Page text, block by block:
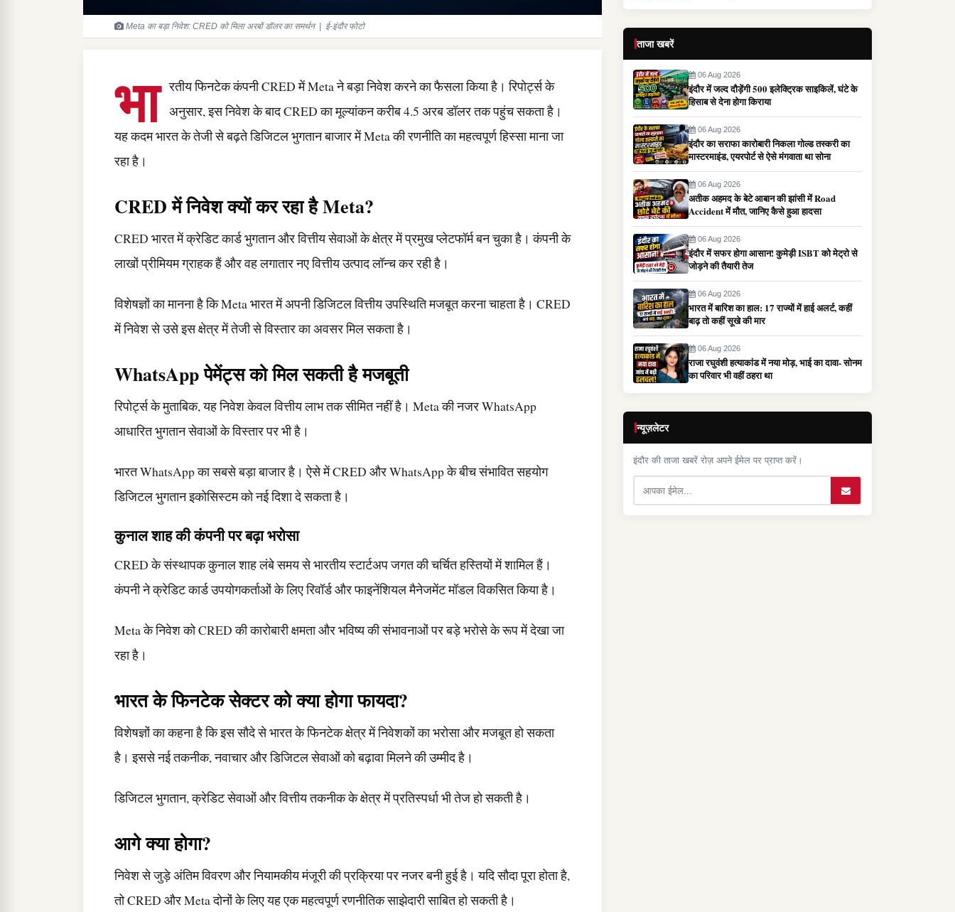
Meta का बड़ा निवेश: CRED को मिला अरबों डॉलर का समर्थन | ई-इंदौर फोटो
भा
रतीय फिनटेक कंपनी CRED में Meta ने बड़ा निवेश करने का फैसला किया है। रिपोर्ट्स के
अनुसार, इस निवेश के बाद CRED का मूल्यांकन करीब 4.5 अरब डॉलर तक पहुंच सकता है।
यह कदम भारत के तेजी से बढ़ते डिजिटल भुगतान बाजार में Meta की रणनीति का महत्वपूर्ण हिस्सा माना जा
रहा है।
CRED में निवेश क्यों कर रहा है Meta?
CRED भारत में क्रेडिट कार्ड भुगतान और वित्तीय सेवाओं के क्षेत्र में प्रमुख प्लेटफॉर्म बन चुका है। कंपनी के
लाखों प्रीमियम ग्राहक हैं और वह लगातार नए वित्तीय उत्पाद लॉन्च कर रही है।
विशेषज्ञों का मानना है कि Meta भारत में अपनी डिजिटल वित्तीय उपस्थिति मजबूत करना चाहता है। CRED
में निवेश से उसे इस क्षेत्र में तेजी से विस्तार का अवसर मिल सकता है।
WhatsApp पेमेंट्स को मिल सकती है मजबूती
रिपोर्ट्स के मुताबिक, यह निवेश केवल वित्तीय लाभ तक सीमित नहीं है। Meta की नजर WhatsApp
आधारित भुगतान सेवाओं के विस्तार पर भी है।
भारत WhatsApp का सबसे बड़ा बाजार है। ऐसे में CRED और WhatsApp के बीच संभावित सहयोग
डिजिटल भुगतान इकोसिस्टम को नई दिशा दे सकता है।
कुनाल शाह की कंपनी पर बढ़ा भरोसा
CRED के संस्थापक कुनाल शाह लंबे समय से भारतीय स्टार्टअप जगत की चर्चित हस्तियों में शामिल हैं।
कंपनी ने क्रेडिट कार्ड उपयोगकर्ताओं के लिए रिवॉर्ड और फाइनेंशियल मैनेजमेंट मॉडल विकसित किया है।
Meta के निवेश को CRED की कारोबारी क्षमता और भविष्य की संभावनाओं पर बड़े भरोसे के रूप में देखा जा
रहा है।
भारत के फिनटेक सेक्टर को क्या होगा फायदा?
विशेषज्ञों का कहना है कि इस सौदे से भारत के फिनटेक क्षेत्र में निवेशकों का भरोसा और मजबूत हो सकता
है। इससे नई तकनीक, नवाचार और डिजिटल सेवाओं को बढ़ावा मिलने की उम्मीद है।
डिजिटल भुगतान, क्रेडिट सेवाओं और वित्तीय तकनीक के क्षेत्र में प्रतिस्पर्धा भी तेज हो सकती है।
आगे क्या होगा?
निवेश से जुड़े अंतिम विवरण और नियामकीय मंजूरी की प्रक्रिया पर नजर बनी हुई है। यदि सौदा पूरा होता है,
तो CRED और Meta दोनों के लिए यह एक महत्वपूर्ण रणनीतिक साझेदारी साबित हो सकती है।
ताजा खबरें
06 Aug 2026
इंदौर में जल्द दौड़ेंगी 500 इलेक्ट्रिक साइकिलें, घंटे के
हिसाब से देना होगा किराया
06 Aug 2026
इंदौर का सराफा कारोबारी निकला गोल्ड तस्करी का
मास्टरमाइंड, एयरपोर्ट से ऐसे मंगवाता था सोना
06 Aug 2026
अतीक अहमद के बेटे आबान की झांसी में Road
Accident में मौत, जानिए कैसे हुआ हादसा
06 Aug 2026
इंदौर में सफर होगा आसान! कुमेड़ी ISBT को मेट्रो से
जोड़ने की तैयारी तेज
06 Aug 2026
भारत में बारिश का हाल: 17 राज्यों में हाई अलर्ट, कहीं
बाढ़ तो कहीं सूखे की मार
06 Aug 2026
राजा रघुवंशी हत्याकांड में नया मोड़, भाई का दावा- सोनम
का परिवार भी वहीं ठहरा था
न्यूज़लेटर
इंदौर की ताजा खबरें रोज़ अपने ईमेल पर प्राप्त करें।